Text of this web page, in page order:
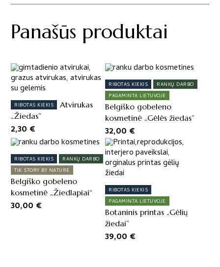
Panašūs produktai
RIBOTAS KIEKIS
Atvirukas
„Žiedas”
2,30 €
RIBOTAS KIEKIS
RANKŲ DARBO
PAGAMINTA LIETUVOJE
Belgiško gobeleno
kosmetinė „Gėlės žiedas”
32,00 €
RIBOTAS KIEKIS
RANKŲ DARBO
TIK STORY BY NATURE
Belgiško gobeleno
kosmetinė „Žiedlapiai“
30,00 €
RIBOTAS KIEKIS
PAGAMINTA LIETUVOJE
Botaninis printas „Gėlių
žiedai”
39,00 €